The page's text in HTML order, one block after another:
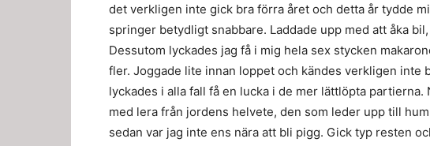
det verkligen inte gick bra förra året och detta år tydde
springer betydligt snabbare. Laddade upp med att åka
Dessutom lyckades jag få i mig hela sex stycken
fler. Joggade lite innan loppet och kändes verkligen inte
lyckades i alla fall få en lucka i de mer lättlöpta
med lera från jordens helvete, den som leder upp till
sedan var jag inte ens nära att bli pigg. Gick typ resten